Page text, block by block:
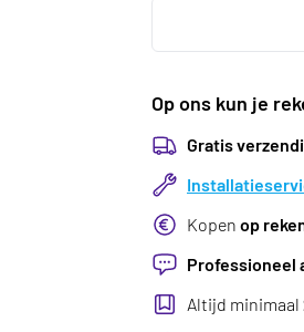
Op ons kun je
Gratis
Kopen op
Professioneel
Altijd minimaal